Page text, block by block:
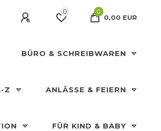
0
0
0,00 EUR
BÜRO & SCHREIBWAREN
Z ANLÄSSE & FEIERN
FÜR KIND & BABY